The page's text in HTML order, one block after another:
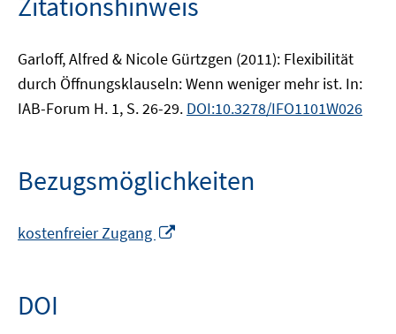
Garloff, Alfred & Nicole Gürtzgen (2011): Flexibilität
durch Öffnungsklauseln: Wenn weniger mehr ist. In:
IAB-Forum H. 1, S. 26-29. DOI:10.3278/IFO1101W026
Bezugsmöglichkeiten
kostenfreier Zugang
DOI